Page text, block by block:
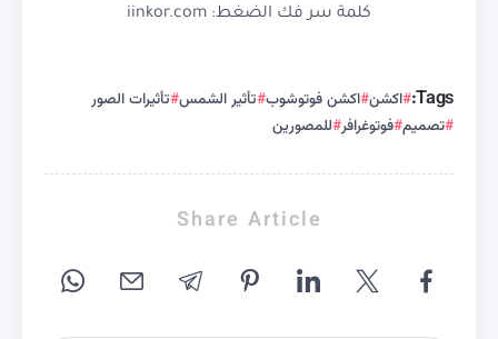
كلمة سر فك الضغط: iinkor.com
Tags: اكشن اكشن فوتوشوب تأثير الشمس تأثيرات الصور
تصميم فوتوغرافر للمصورين
Share Article